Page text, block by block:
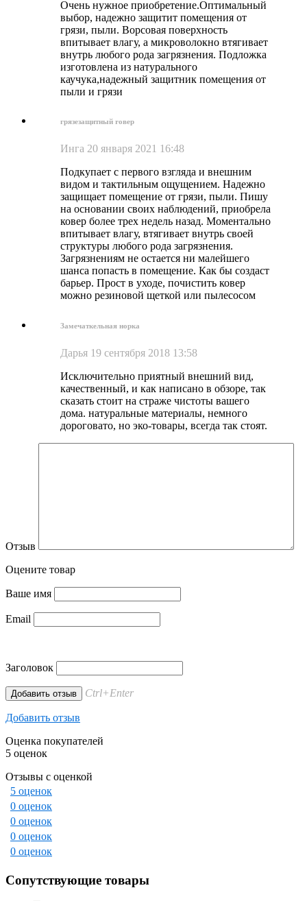
Очень нужное приобретение.Оптимальный
выбор, надежно защитит помещения от
грязи, пыли. Ворсовая поверхность
впитывает влагу, а микроволокно втягивает
внутрь любого рода загрязнения. Подложка
изготовлена из натурального
каучука,надежный защитник помещения от
пыли и грязи
грязезащитный rовер
Инга 20 января 2021 16:48
Подкупает с первого взгляда и внешним
видом и тактильным ощущением. Надежно
защищает помещение от грязи, пыли. Пишу
на основании своих наблюдений, приобрела
ковер более трех недель назад. Моментально
впитывает влагу, втягивает внутрь своей
структуры любого рода загрязнения.
Загрязнениям не остается ни малейшего
шанса попасть в помещение. Как бы создаст
барьер. Прост в уходе, почистить ковер
можно резиновой щеткой или пылесосом
Замечаткельная норка
Дарья 19 сентября 2018 13:58
Исключительно приятный внешний вид,
качественный, и как написано в обзоре, так
сказать стоит на страже чистоты вашего
дома. натуральные материалы, немного
дороговато, но эко-товары, всегда так стоят.
Отзыв
Оцените товар
Ваше имя
Email
Заголовок
Ctrl+Enter
Добавить отзыв
Оценка покупателей
5 оценок
Отзывы с оценкой
5 оценок
0 оценок
0 оценок
0 оценок
0 оценок
Сопутствующие товары